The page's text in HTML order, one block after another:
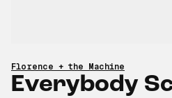
Florence + the Machine
Everybody